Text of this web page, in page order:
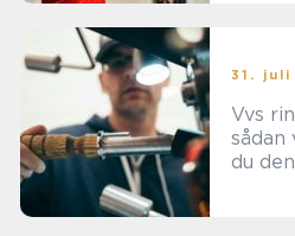
31. juli
Vvs
du